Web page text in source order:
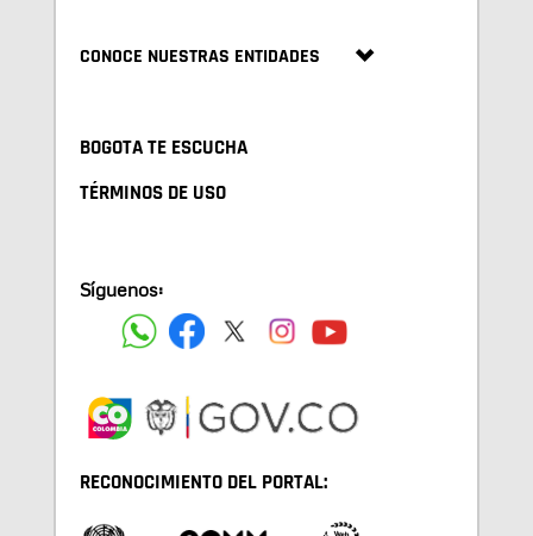
CONOCE NUESTRAS ENTIDADES
BOGOTA TE ESCUCHA
TÉRMINOS DE USO
Síguenos:
RECONOCIMIENTO DEL PORTAL: